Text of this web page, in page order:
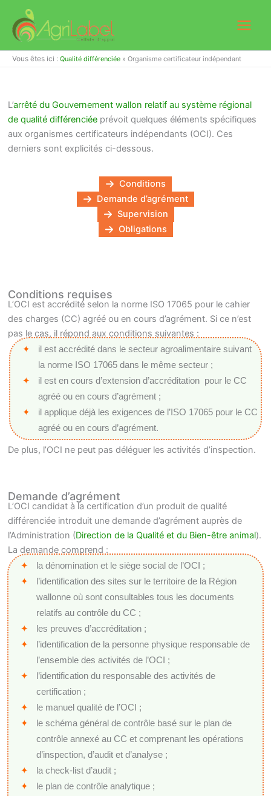
contenu
Vous êtes ici : Qualité différenciée » Organisme certificateur indépendant
L’arrêté du Gouvernement wallon relatif au système régional
de qualité différenciée prévoit quelques éléments spécifiques
aux organismes certificateurs indépendants (OCI). Ces
derniers sont explicités ci-dessous.
Conditions
Demande d’agrément
Supervision
Obligations
Conditions requises
L’OCI est accrédité selon la norme ISO 17065 pour le cahier
des charges (CC) agréé ou en cours d’agrément. Si ce n’est
pas le cas, il répond aux conditions suivantes :
il est accrédité dans le secteur agroalimentaire suivant
la norme ISO 17065 dans le même secteur ;
il est en cours d’extension d’accréditation pour le CC
agréé ou en cours d’agrément ;
il applique déjà les exigences de l’ISO 17065 pour le CC
agréé ou en cours d’agrément.
De plus, l’OCI ne peut pas déléguer les activités d’inspection.
Demande d’agrément
L’OCI candidat à la certification d’un produit de qualité
différenciée introduit une demande d’agrément auprès de
l’Administration (Direction de la Qualité et du Bien-être animal).
La demande comprend :
la dénomination et le siège social de l’OCI ;
l’identification des sites sur le territoire de la Région
wallonne où sont consultables tous les documents
relatifs au contrôle du CC ;
les preuves d’accréditation ;
l’identification de la personne physique responsable de
l’ensemble des activités de l’OCI ;
l’identification du responsable des activités de
certification ;
le manuel qualité de l’OCI ;
le schéma général de contrôle basé sur le plan de
contrôle annexé au CC et comprenant les opérations
d’inspection, d’audit et d’analyse ;
la check-list d’audit ;
le plan de contrôle analytique ;